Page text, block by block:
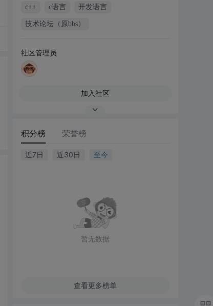
c++ c语言 开发语言
技术论坛（原bbs）
社区管理员
加入社区
积分榜 荣誉榜
近7日 近30日 至今
暂无数据
查看更多榜单